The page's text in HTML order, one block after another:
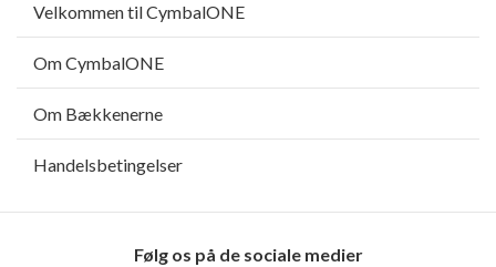
Velkommen til CymbalONE
Om CymbalONE
Om Bækkenerne
Handelsbetingelser
Følg os på de sociale medier